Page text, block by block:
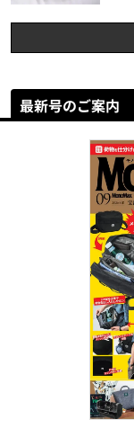
最新号のご案内